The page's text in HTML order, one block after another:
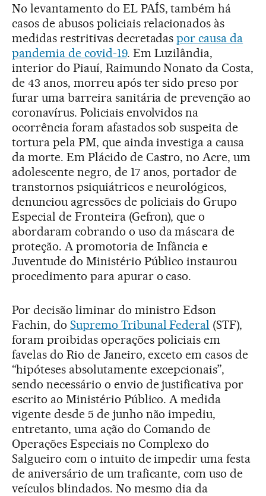
No levantamento do EL PAÍS, também há
casos de abusos policiais relacionados às
medidas restritivas decretadaspor causa da
pandemia de covid-19. Em Luzilândia,
interior do Piauí, Raimundo Nonato da Costa,
de 43 anos, morreu após ter sido preso por
furar uma barreira sanitária de prevenção ao
coronavírus. Policiais envolvidos na
ocorrência foram afastados sob suspeita de
tortura pela PM, que ainda investiga a causa
da morte. Em Plácido de Castro, no Acre, um
adolescente negro, de 17 anos, portador de
transtornos psiquiátricos e neurológicos,
denunciou agressões de policiais do Grupo
Especial de Fronteira (Gefron), que o
abordaram cobrando o uso da máscara de
proteção. A promotoria de Infância e
Juventude do Ministério Público instaurou
procedimento para apurar o caso.
Por decisão liminar do ministro Edson
Fachin, do Supremo Tribunal Federal (STF),
foram proibidas operações policiais em
favelas do Rio de Janeiro, exceto em casos de
“hipóteses absolutamente excepcionais”,
sendo necessário o envio de justificativa por
escrito ao Ministério Público. A medida
vigente desde 5 de junho não impediu,
entretanto, uma ação do Comando de
Operações Especiais no Complexo do
Salgueiro com o intuito de impedir uma festa
de aniversário de um traficante, com uso de
veículos blindados. No mesmo dia da